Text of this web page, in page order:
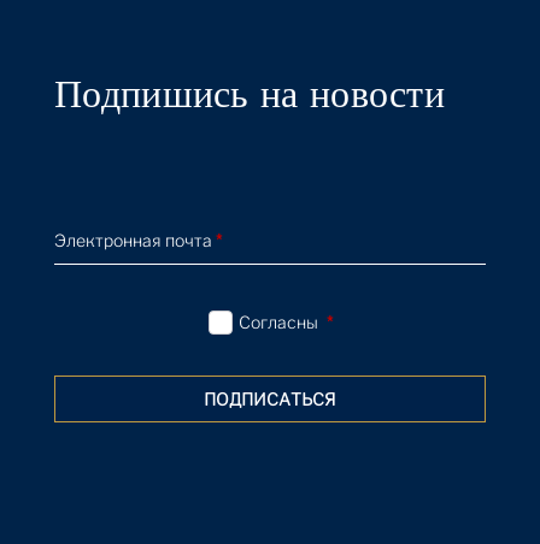
Подпишись на новости
Электронная почта *
Согласны *
ПОДПИСАТЬСЯ